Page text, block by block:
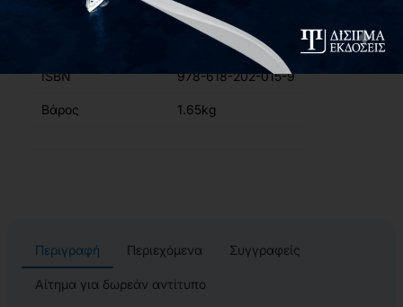
Κωδικός Ευδόξου 94700714
ISBN 978-618-202-015-9
Βάρος 1.65kg
Περιγραφή Περιεχόμενα Συγγραφείς
Αίτημα για δωρεάν αντίτυπο